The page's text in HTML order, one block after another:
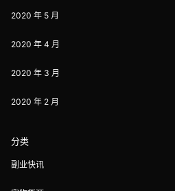
2020 年 5 月
2020 年 4 月
2020 年 3 月
2020 年 2 月
分类
副业快讯